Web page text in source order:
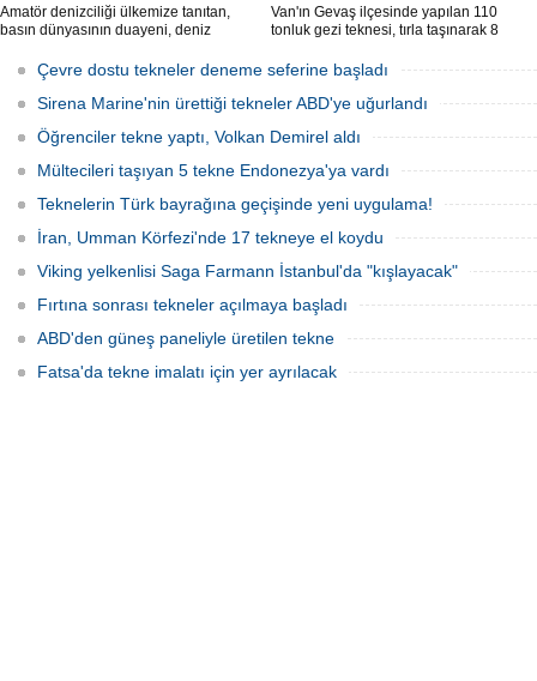
Amatör denizciliği ülkemize tanıtan,
basın dünyasının duayeni, deniz
isimli klasik yelkenli, Klasik Tekneler
Platformu tarafından düzenlenen
“Yedinci Klasik Tekneler Buluşması’’
Rahmi M. Koç Müzesi Denizcilik
Van'ın Gevaş ilçesinde yapılan 110
tonluk gezi teknesi, tırla taşınarak 8
Çevre dostu tekneler deneme seferine başladı
Sirena Marine'nin ürettiği tekneler ABD'ye uğurlandı
Öğrenciler tekne yaptı, Volkan Demirel aldı
Mültecileri taşıyan 5 tekne Endonezya'ya vardı
Teknelerin Türk bayrağına geçişinde yeni uygulama!
İran, Umman Körfezi'nde 17 tekneye el koydu
Viking yelkenlisi Saga Farmann İstanbul'da "kışlayacak"
Fırtına sonrası tekneler açılmaya başladı
ABD'den güneş paneliyle üretilen tekne
Fatsa'da tekne imalatı için yer ayrılacak